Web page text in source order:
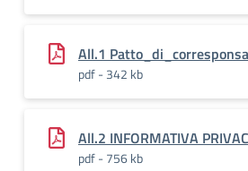
All.1
pdf - 342 kb
All.2 INFORMATIVA
pdf - 756 kb